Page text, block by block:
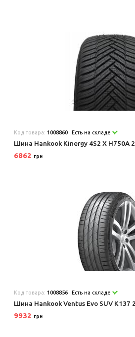
Код товара: 1008860 Есть на складе
Шина Hankook Kinergy 4S2 X H750A
6862 грн
Код товара: 1008856 Есть на складе
Шина Hankook Ventus Evo SUV K137
9932 грн